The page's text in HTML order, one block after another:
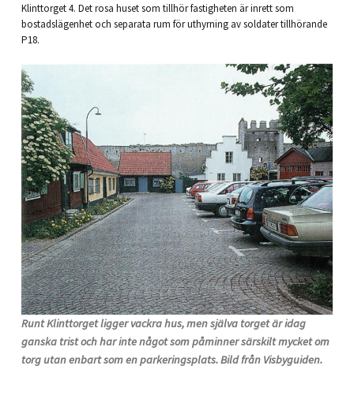
Klinttorget 4. Det rosa huset som tillhör fastigheten är inrett som
bostadslägenhet och separata rum för uthyrning av soldater tillhörande
P18.
Runt Klinttorget ligger vackra hus, men själva torget är idag
ganska trist och har inte något som påminner särskilt mycket om
torg utan enbart som en parkeringsplats. Bild från Visbyguiden.